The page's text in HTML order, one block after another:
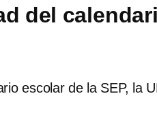
del
escolar de la SEP, la